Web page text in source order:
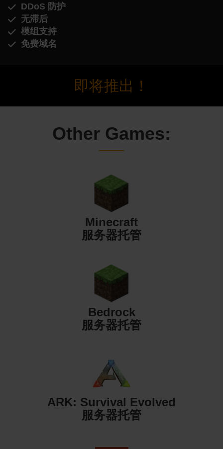
DDoS 防护
无滞后
模组支持
免费域名
即将推出！
Other Games:
Minecraft
服务器托管
Bedrock
服务器托管
ARK: Survival Evolved
服务器托管